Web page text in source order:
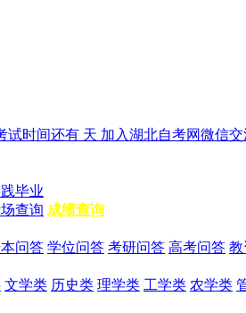
试时间还有 天 加入湖北自考网微信
毕业
查询 成绩查询
问答 学位问答 考研问答 高考问答 教
文学类 历史类 理学类 工学类 农学类